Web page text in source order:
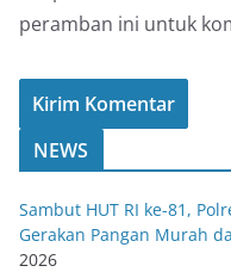
peramban ini untuk
NEWS
Sambut HUT RI ke-81,
Gerakan Pangan Murah
2026